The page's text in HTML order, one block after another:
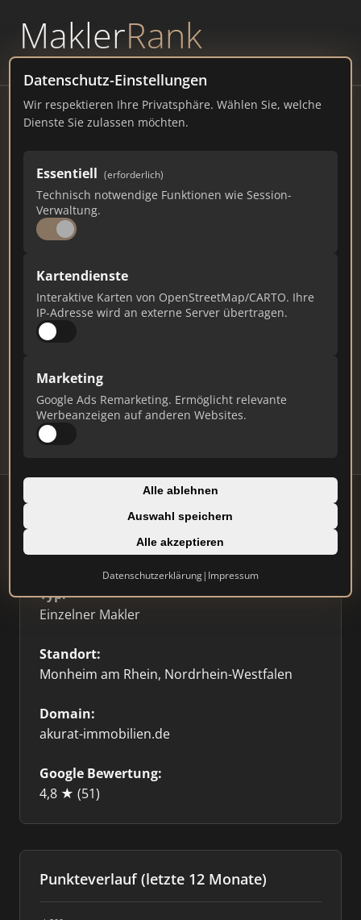
MaklerRank
powered byWAVEPOINT
Datenschutz-Einstellungen
Wir respektieren Ihre Privatsphäre. Wählen Sie, welche
Dienste Sie zulassen möchten.
Essentiell (erforderlich)
Technisch notwendige Funktionen wie Session-
Verwaltung.
Kartendienste
Interaktive Karten von OpenStreetMap/CARTO. Ihre
IP-Adresse wird an externe Server übertragen.
Marketing
Google Ads Remarketing. Ermöglicht relevante
Werbeanzeigen auf anderen Websites.
Alle ablehnen
Auswahl speichern
Alle akzeptieren
Datenschutzerklärung| Impressum
Akurat Immobilien Lampenscherf
Rhein
akurat-immobilien.de
Gesamtpunkte
Ist das Ihr Unternehmen?
Daten und erhalten Sie monatliche Ranking-
Updates.
Profil beanspruchen
⭐ Etabliert
Typ:
Einzelner Makler
Standort:
Monheim am Rhein, Nordrhein-Westfalen
Domain:
akurat-immobilien.de
Google Bewertung:
4,8 ★ (51)
Punkteverlauf (letzte 12 Monate)